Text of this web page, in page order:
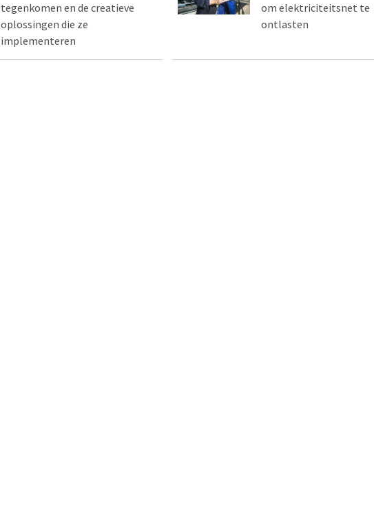
tegenkomen en de creatieve
oplossingen die ze
implementeren
om elektriciteitsnet te
ontlasten